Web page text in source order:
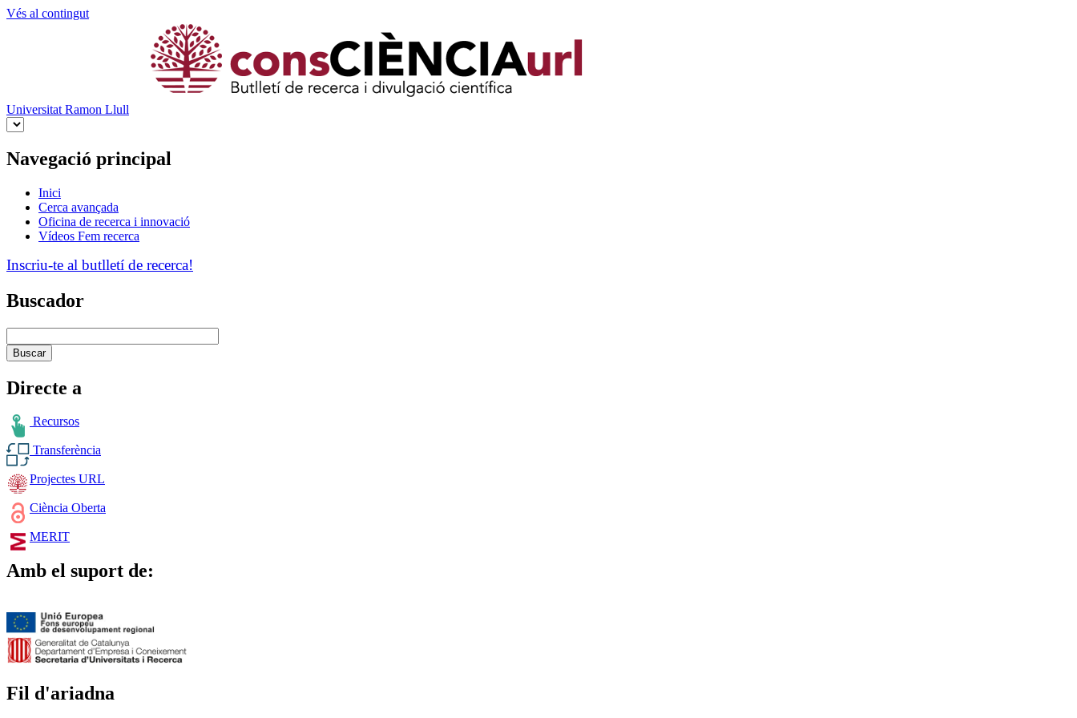
Vés al contingut
Universitat Ramon Llull
Navegació principal
Inici
Cerca avançada
Oficina de recerca i innovació
Vídeos Fem recerca
Inscriu-te al butlletí de recerca!
Buscador
Directe a
Recursos
Transferència
Projectes URL
Ciència Oberta
MERIT
Amb el suport de:
Fil d'ariadna